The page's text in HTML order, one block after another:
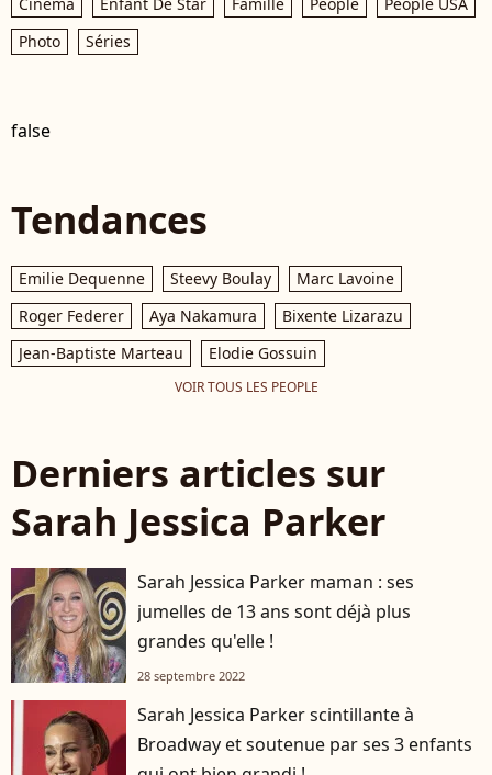
Photo
Séries
false
Tendances
Emilie Dequenne Steevy Boulay
Marc Lavoine
Roger Federer
Aya Nakamura
Bixente Lizarazu
Jean-Baptiste Marteau
Elodie Gossuin
VOIR TOUS LES PEOPLE
Derniers articles sur
Sarah Jessica Parker
Sarah Jessica Parker maman : ses
jumelles de 13 ans sont déjà plus
grandes qu'elle !
28 septembre 2022
Sarah Jessica Parker scintillante à
Broadway et soutenue par ses 3 enfants